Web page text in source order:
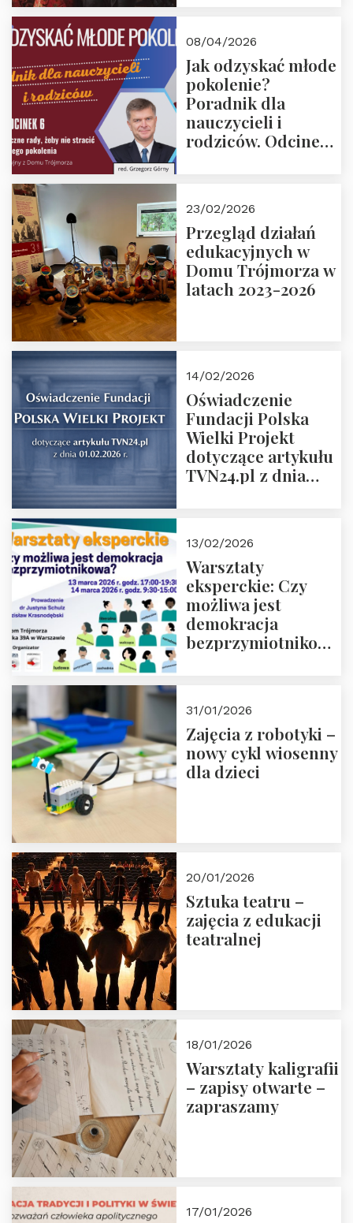
08/04/2026
Jak odzyskać młode
pokolenie?
Poradnik dla
nauczycieli i
rodziców. Odcinek
Rozmawiają red.
Grzegorz Górny i
prof. Michał
Łuczewski
23/02/2026
Przegląd działań
edukacyjnych w
Domu Trójmorza w
latach 2023-2026
14/02/2026
Oświadczenie
Fundacji Polska
Wielki Projekt
dotyczące artykułu
TVN24.pl z dnia
13/02/2026
Warsztaty
eksperckie: Czy
możliwa jest
demokracja
bezprzymiotnikowa?
31/01/2026
Zajęcia z robotyki –
nowy cykl wiosenny
dla dzieci
20/01/2026
Sztuka teatru –
zajęcia z edukacji
teatralnej
18/01/2026
Warsztaty kaligrafii
– zapisy otwarte –
zapraszamy
17/01/2026